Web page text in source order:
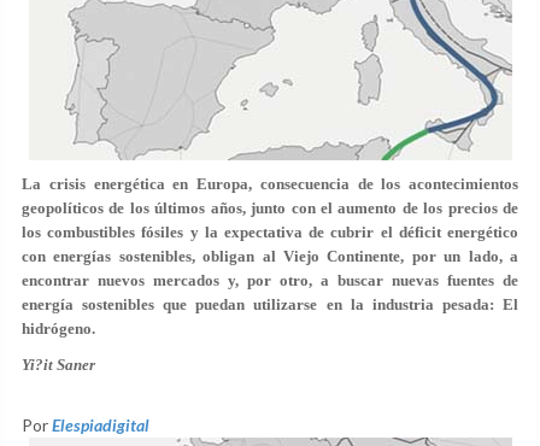
La crisis energética en Europa, consecuencia de los acontecimientos
geopolíticos de los últimos años, junto con el aumento de los precios de
los combustibles fósiles y la expectativa de cubrir el déficit energético
con energías sostenibles, obligan al Viejo Continente, por un lado, a
encontrar nuevos mercados y, por otro, a buscar nuevas fuentes de
energía sostenibles que puedan utilizarse en la industria pesada: El
hidrógeno.
Yi?it Saner
PorElespiadigital